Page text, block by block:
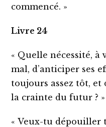
commencé. »
Livre 24
« Quelle nécessité, à
mal, d’anticiper ses
toujours assez tôt,
la crainte du futur ? »
« Veux-tu dépouiller